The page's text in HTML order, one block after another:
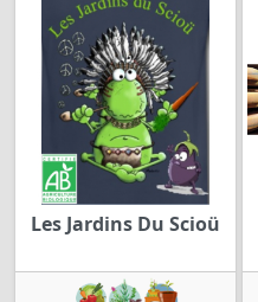
Les Jardins Du Scioü